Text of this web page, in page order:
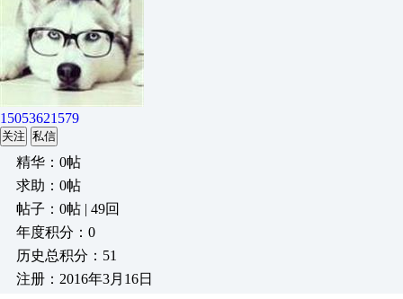
15053621579
关注 私信
精华：0帖
求助：0帖
帖子：0帖 | 49回
年度积分：0
历史总积分：51
注册：2016年3月16日